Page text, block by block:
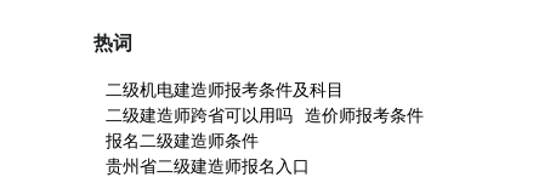
热词
二级机电建造师报考条件及科目
二级建造师跨省可以用吗
造价师报考条件
报名二级建造师条件
贵州省二级建造师报名入口